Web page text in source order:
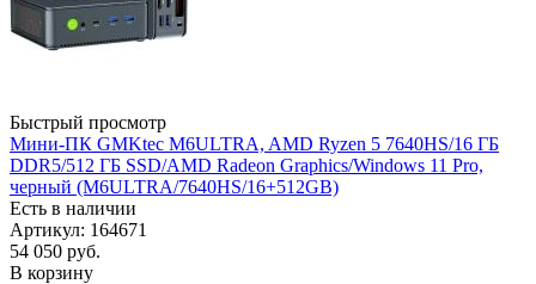
Быстрый просмотр
Мини-ПК GMKtec M6ULTRA, AMD Ryzen 5 7640HS/16 ГБ
DDR5/512 ГБ SSD/AMD Radeon Graphics/Windows 11 Pro,
черный (M6ULTRA/7640HS/16+512GB)
Есть в наличии
Артикул: 164671
54 050 руб.
В корзину